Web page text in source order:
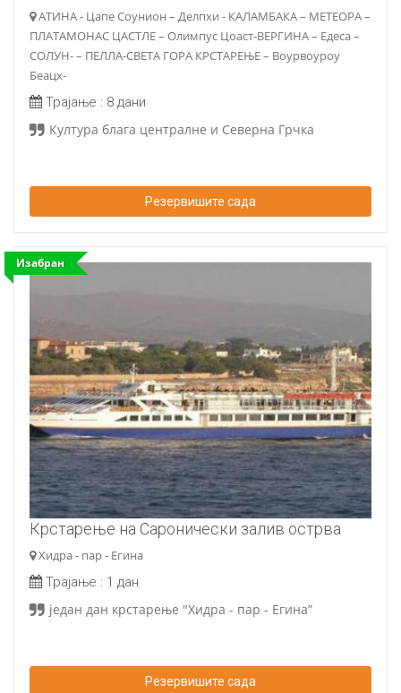
АТИНА - Цапе Соунион – Делпхи - КАЛАМБАКА – МЕТЕОРА –
ПЛАТАМОНАС ЦАСТЛЕ – Олимпус Цоаст-ВЕРГИНА – Едеса –
СОЛУН- – ПЕЛЛА-СВЕТА ГОРА КРСТАРЕЊЕ – Воурвоуроу
Беацх-
Трајање : 8 дани
Култура блага централне и Северна Грчка
Резервишите сада
Изабран
Крстарење на Саронически залив острва
Хидра - пар - Егина
Трајање : 1 дан
један дан крстарење "Хидра - пар - Егина”
Резервишите сада